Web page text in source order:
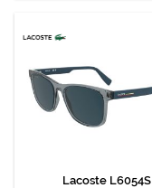
Lacoste L6054S